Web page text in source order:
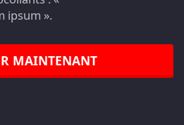
ipsum ».
MAINTENANT